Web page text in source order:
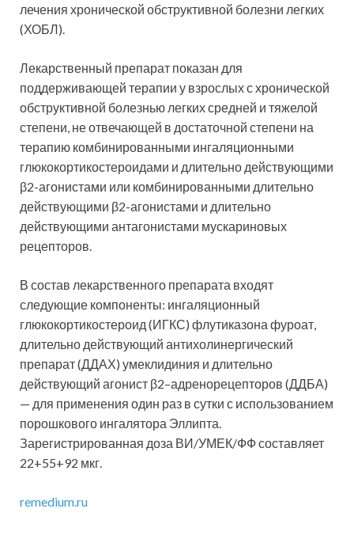
лечения хронической обструктивной болезни легких
(ХОБЛ).
Лекарственный препарат показан для
поддерживающей терапии у взрослых с хронической
обструктивной болезнью легких средней и тяжелой
степени, не отвечающей в достаточной степени на
терапию комбинированными ингаляционными
глюкокортикостероидами и длительно действующими
β2-агонистами или комбинированными длительно
действующими β2-агонистами и длительно
действующими антагонистами мускариновых
рецепторов.
В состав лекарственного препарата входят
следующие компоненты: ингаляционный
глюкокортикостероид (ИГКС) флутиказона фуроат,
длительно действующий антихолинергический
препарат (ДДАХ) умеклидиния и длительно
действующий агонист β2–адренорецепторов (ДДБА)
— для применения один раз в сутки с использованием
порошкового ингалятора Эллипта.
Зарегистрированная доза ВИ/УМЕК/ФФ составляет
22+55+92 мкг.
remedium.ru